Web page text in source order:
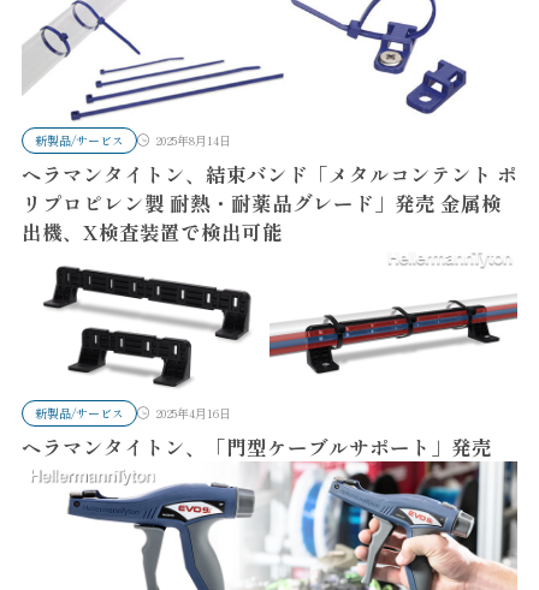
新製品/サービス 2025年8月14日
ヘラマンタイトン、結束バンド「メタルコンテント ポ
リプロピレン製 耐熱・耐薬品グレード」発売 金属検
出機、X検査装置で検出可能
新製品/サービス 2025年4月16日
ヘラマンタイトン、「門型ケーブルサポート」発売